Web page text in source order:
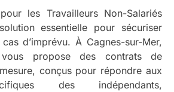
les Travailleurs Non-Salariés
essentielle pour sécuriser
d’imprévu. À Cagnes-sur-Mer,
propose des contrats de
conçus pour répondre aux
des indépendants,